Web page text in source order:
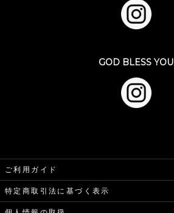
GOD BLESS YOU
ご利用ガイド
特定商取引法に基づく表示